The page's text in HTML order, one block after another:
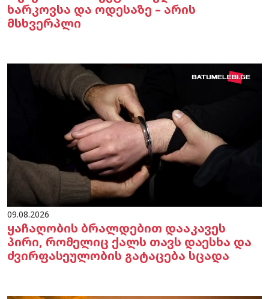
ხარკოვსა და ოდესაზე – არის
მსხვერპლი
09.08.2026
ყაჩაღობის ბრალდებით დააკავეს
პირი, რომელიც ქალს თავს დაესხა და
ძვირფასეულობის გატაცება სცადა